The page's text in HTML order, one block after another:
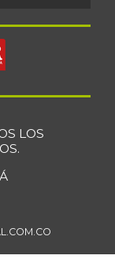
LOS